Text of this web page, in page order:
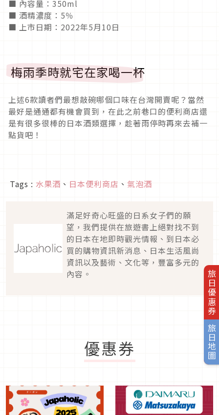
旅日優惠券
旅日地圖
■ 內容量：350ml
■ 酒精濃度：5％
■ 上市日期：2022年5月10日
梅雨季時就宅在家喝一杯
上述6款讀者們最想敲碗哪個口味在台灣開賣呢？當然
最好是通通都有機會買到，在此之前巷口的便利商店還
是有很多很棒的日本酒類選擇，趁著雨停時再來去補一
點貨吧！
Tags : 水果酒 、 日本便利商店 、 氣泡酒
滿足好奇心旺盛的日系女子們的願
望，我們提供在旅遊書上絕對找不到
的日本在地即時觀光情報、到日本必
買的購物資訊新消息、日本生活風尚
資訊以及藝術、文化等，豐富多元的
內容。
優惠券